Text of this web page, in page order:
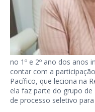
no 1º e 2º ano dos anos
contar com a
Pacífico, que leciona na
ela faz parte do grupo
de processo seletivo